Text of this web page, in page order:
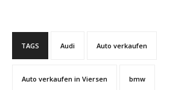
TAGS Audi Auto verkaufen
Auto verkaufen in Viersen bmw